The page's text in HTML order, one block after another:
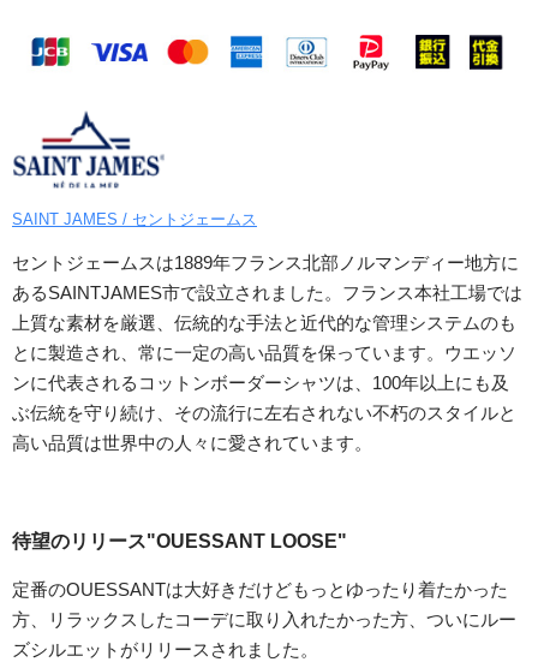
SAINT JAMES / セントジェームス
セントジェームスは1889年フランス北部ノルマンディー地方に
あるSAINTJAMES市で設立されました。フランス本社工場では
上質な素材を厳選、伝統的な手法と近代的な管理システムのも
とに製造され、常に一定の高い品質を保っています。ウエッソ
ンに代表されるコットンボーダーシャツは、100年以上にも及
ぶ伝統を守り続け、その流行に左右されない不朽のスタイルと
高い品質は世界中の人々に愛されています。
待望のリリース"OUESSANT LOOSE"
定番のOUESSANTは大好きだけどもっとゆったり着たかった
方、リラックスしたコーデに取り入れたかった方、ついにルー
ズシルエットがリリースされました。